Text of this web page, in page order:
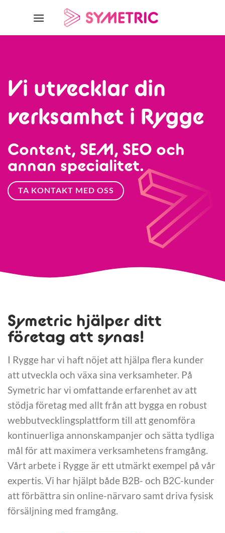
Vi utvecklar din
verksamhet i Rygge
Content, SEM, SEO och
annan specialitet.
TA KONTAKT MED OSS
Symetric hjälper ditt
företag att synas!
I Rygge har vi haft nöjet att hjälpa flera kunder
att utveckla och växa sina verksamheter. På
Symetric har vi omfattande erfarenhet av att
stödja företag med allt från att bygga en robust
webbutvecklingsplattform till att genomföra
kontinuerliga annonskampanjer och sätta tydliga
mål för att maximera verksamhetens framgång.
Vårt arbete i Rygge är ett utmärkt exempel på vår
expertis. Vi har hjälpt både B2B- och B2C-kunder
att förbättra sin online-närvaro samt driva fysisk
försäljning med framgång.